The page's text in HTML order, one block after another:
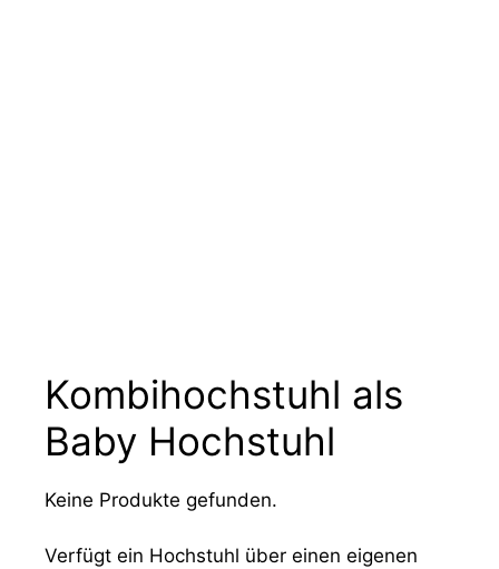
Kombihochstuhl als
Baby Hochstuhl
Keine Produkte gefunden.
Verfügt ein Hochstuhl über einen eigenen